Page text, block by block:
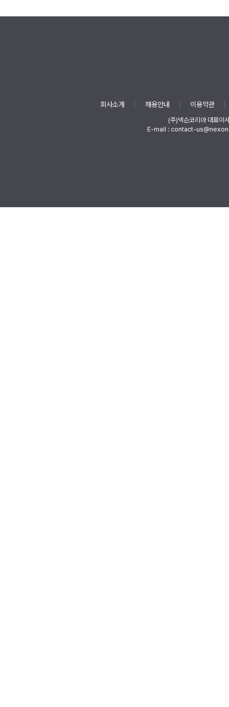
회사소개 채용안내 이용약관
(주)넥슨코리아 대표이
E-mail : contact-